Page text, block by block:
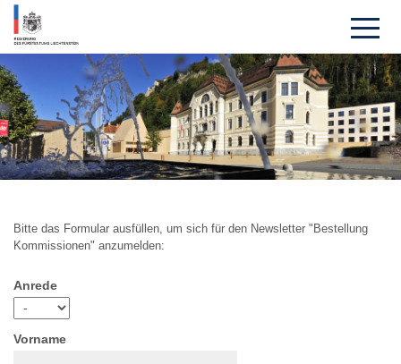
Bitte das Formular ausfüllen, um sich für den Newsletter "Bestellung
Kommissionen" anzumelden:
Anrede
Vorname